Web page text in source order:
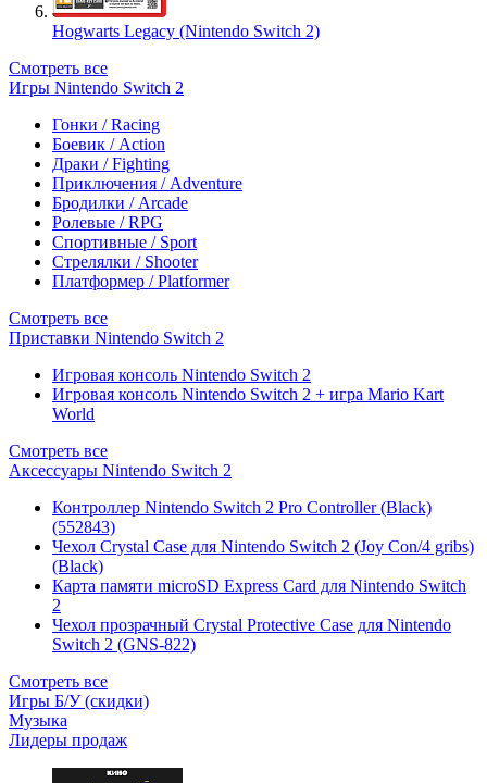
Hogwarts Legacy (Nintendo Switch 2)
Смотреть все
Игры Nintendo Switch 2
Гонки / Racing
Боевик / Action
Драки / Fighting
Приключения / Adventure
Бродилки / Arcade
Ролевые / RPG
Спортивные / Sport
Стрелялки / Shooter
Платформер / Platformer
Смотреть все
Приставки Nintendo Switch 2
Игровая консоль Nintendo Switch 2
Игровая консоль Nintendo Switch 2 + игра Mario Kart
World
Смотреть все
Аксессуары Nintendo Switch 2
Контроллер Nintendo Switch 2 Pro Controller (Black)
(552843)
Чехол Сrystal Сase для Nintendo Switch 2 (Joy Con/4 gribs)
(Black)
Карта памяти microSD Express Card для Nintendo Switch
2
Чехол прозрачный Crystal Protective Case для Nintendo
Switch 2 (GNS-822)
Смотреть все
Игры Б/У (скидки)
Музыка
Лидеры продаж